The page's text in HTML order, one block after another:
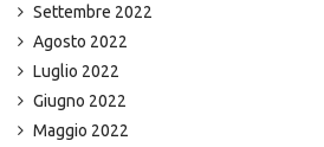
Settembre 2022
Agosto 2022
Luglio 2022
Giugno 2022
Maggio 2022